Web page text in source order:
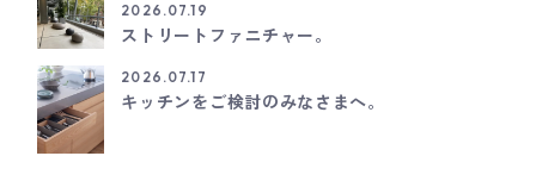
2026.07.19
ストリートファニチャー。
2026.07.17
キッチンをご検討のみなさまへ。